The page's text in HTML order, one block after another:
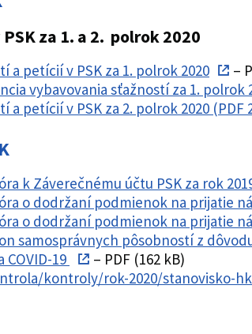
za 1. a 2. polrok 2020
a petícií v PSK za 1. polrok 2020
–
vybavovania sťažností za 1. polrok
petícií v PSK za 2. polrok 2020 (PDF
k Záverečnému účtu PSK za rok
o dodržaní podmienok na prijatie
o dodržaní podmienok na prijatie
samosprávnych pôsobností z
19
– PDF (162 kB)
kontroly/rok-2020/stanovisko-